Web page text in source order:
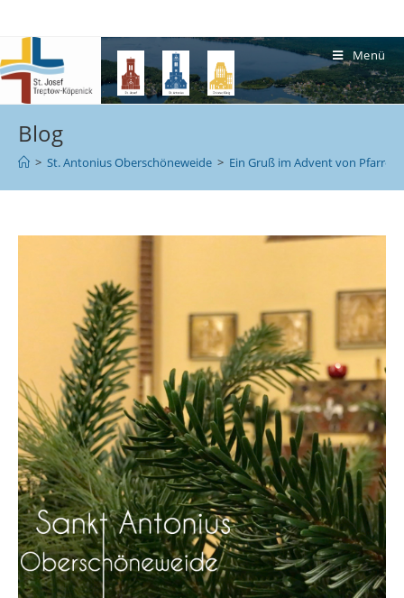
Menü
Blog
> St. Antonius Oberschöneweide > Ein Gruß im Advent von Pfarrer